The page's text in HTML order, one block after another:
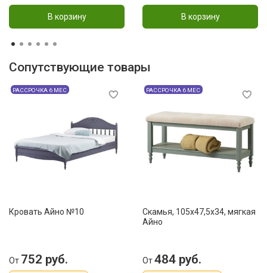
В корзину В корзину
Сопутствующие товары
РАССРОЧКА 6 МЕС
Кровать Айно №10
От 752 руб.
РАССРОЧКА 6 МЕС
Скамья, 105x47,5x34, мягкая
Айно
От484 руб.